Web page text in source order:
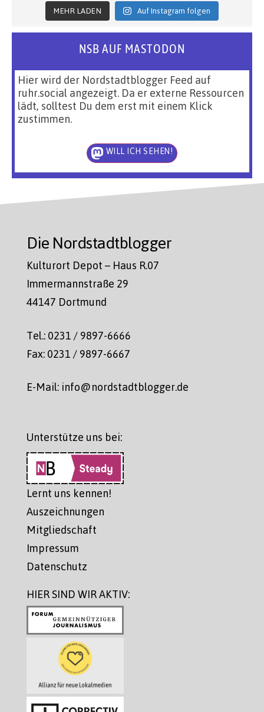
MEHR LADEN Auf Instagram folgen
NSB AUF MASTODON
Hier wird der Nordstadtblogger Feed auf
ruhr.social angezeigt. Da er externe Ressourcen
lädt, solltest Du dem erst mit einem Klick
zustimmen.
WILL ICH SEHEN!
Die Nordstadtblogger
Kulturort Depot – Haus R.07
Immermannstraße 29
44147 Dortmund
Tel.: 0231 / 9897-6666
Fax: 0231 / 9897-6667
E-Mail: info@nordstadtblogger.de
Unterstütze uns bei:
Lernt uns kennen!
Auszeichnungen
Mitgliedschaft
Impressum
Datenschutz
HIER SIND WIR AKTIV: